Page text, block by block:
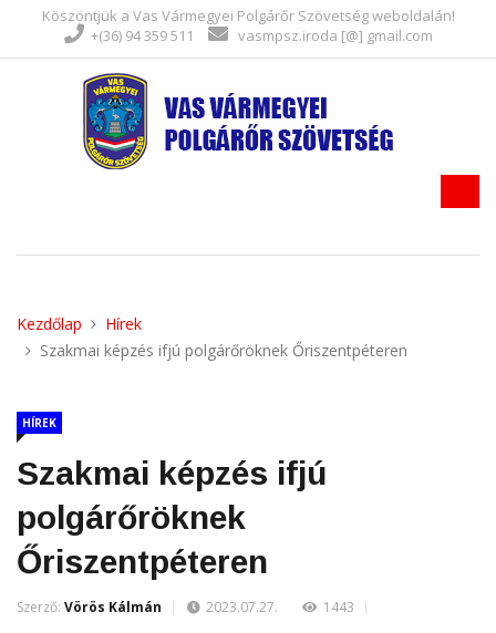
Köszöntjük a Vas Vármegyei Polgárőr Szövetség weboldalán!
+(36) 94 359 511
vasmpsz.iroda [@] gmail.com
Kezdőlap
Hírek
Szakmai képzés ifjú polgárőröknek Őriszentpéteren
HÍREK
Szakmai képzés ifjú
polgárőröknek
Őriszentpéteren
Szerző: Vörös Kálmán 2023.07.27. 1443